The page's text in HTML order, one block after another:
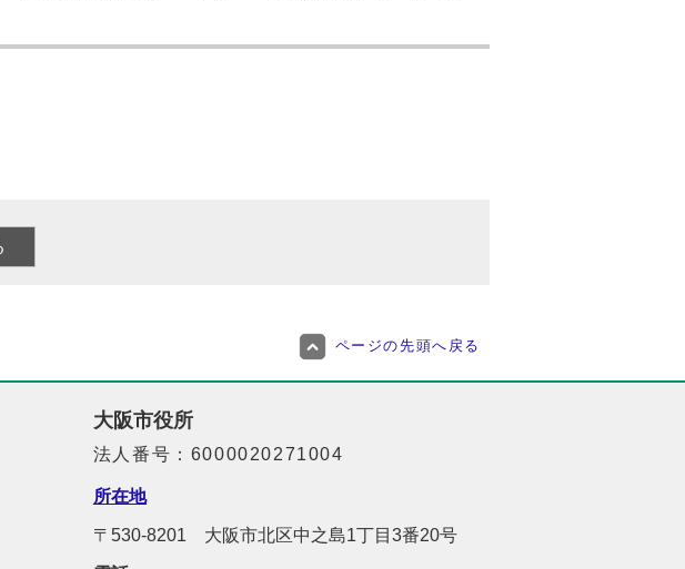
ページの先頭へ戻る
大阪市役所
法人番号：6000020271004
所在地
〒530-8201 大阪市北区中之島1丁目3番20号